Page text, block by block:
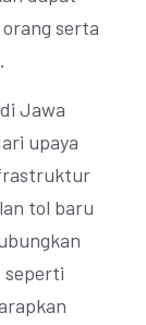
serta
Jawa
upaya
tol baru
seperti